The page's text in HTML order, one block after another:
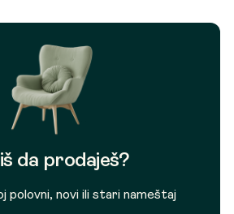
da prodaješ?
polovni, novi ili stari nameštaj